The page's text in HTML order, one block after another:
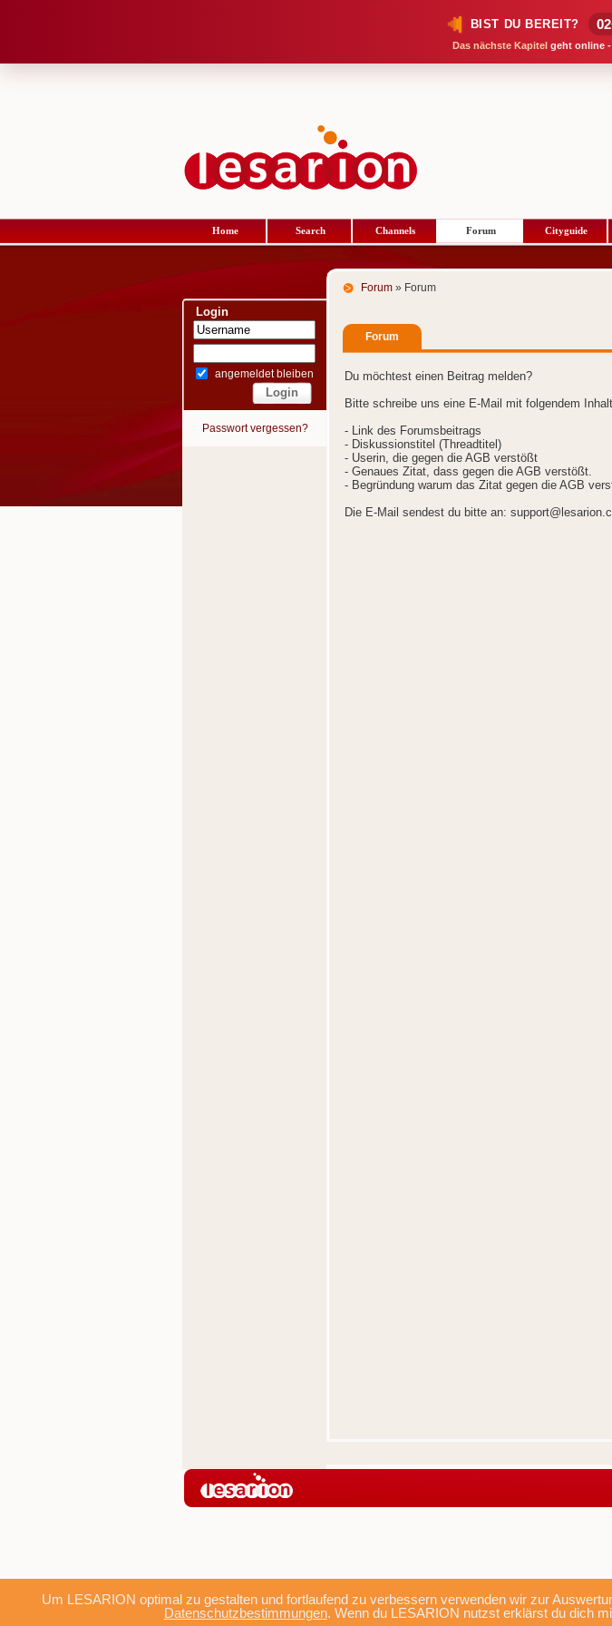
BIST DU BEREIT? 02
Das nächste Kapitel geht online
Um LESARION optimal zu gestalten und fortlaufend zu verbessern verwenden wir zur
Datenschutzbestimmungen. Wenn du LESARION nutzst erklärst du dich
Home Search Channels Forum Cityguide
Login
angemeldet bleiben
Passwort vergessen?
Forum » Forum
Forum
Du möchtest einen Beitrag melden?
Bitte schreibe uns eine E-Mail mit folgendem
- Link des Forumsbeitrags
- Diskussionstitel (Threadtitel)
- Userin, die gegen die AGB verstößt
- Genaues Zitat, dass gegen die AGB verstößt.
- Begründung warum das Zitat gegen die AGB
Die E-Mail sendest du bitte an: